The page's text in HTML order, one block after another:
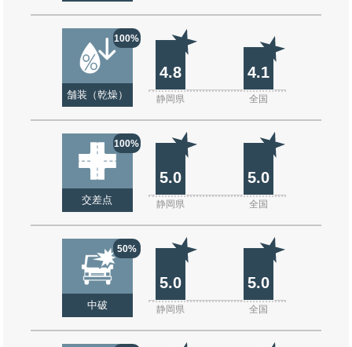
100%
舗装（乾燥）
4.8 4.1
静岡県 全国
100%
交差点
5.0 5.0
静岡県 全国
50%
中破
5.0 5.0
静岡県 全国